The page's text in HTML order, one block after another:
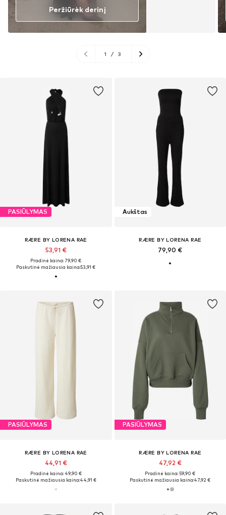
Peržiūrėk derinį
1 / 3
PASIŪLYMAS
RÆRE BY LORENA RAE
53,91 €
Pradinė kaina: 79,90 €
Paskutinė mažiausia kaina:53,91 €
Aukštas
RÆRE BY LORENA RAE
79,90 €
PASIŪLYMAS
RÆRE BY LORENA RAE
44,91 €
Pradinė kaina: 49,90 €
Paskutinė mažiausia kaina:44,91 €
PASIŪLYMAS
RÆRE BY LORENA RAE
47,92 €
Pradinė kaina: 59,90 €
Paskutinė mažiausia kaina:47,92 €